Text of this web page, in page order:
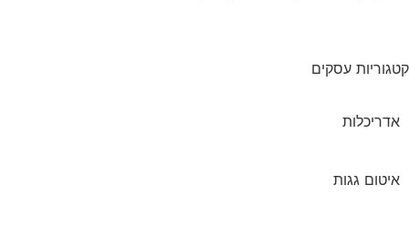
עסקים
אדריכלות
איטום גגות